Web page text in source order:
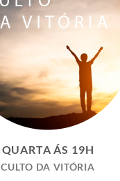
QUARTA ÁS 19H
CULTO DA VITÓRIA